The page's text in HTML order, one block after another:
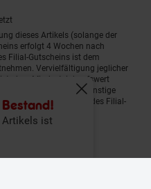
Artikels ist
Fenster
dieses Artikels (solange der
erfolgt 4 Wochen nach
Filial-Gutscheins ist dem
Vervielfältigung jeglicher
ohne Mindesteinkaufswert
(PAYBACK oder sonstige
Gültigkeitszeitraum des Filial-